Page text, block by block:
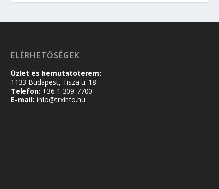
ELÉRHETŐSÉGEK
Üzlet és bemutatóterem:
1133 Budapest, Tisza u. 18.
Telefon: +36 1 309-7700
E-mail: info@trxinfo.hu